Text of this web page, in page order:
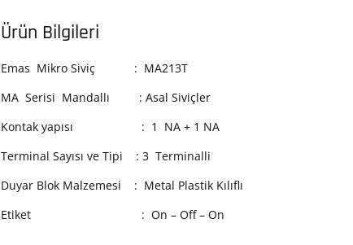
Ürün Bilgileri
Emas Mikro Siviç : MA213T
MA Serisi Mandallı : Asal Siviçler
Kontak yapısı : 1 NA + 1 NA
Terminal Sayısı ve Tipi : 3 Terminalli
Duyar Blok Malzemesi : Metal Plastik Kılıflı
Etiket : On – Off – On